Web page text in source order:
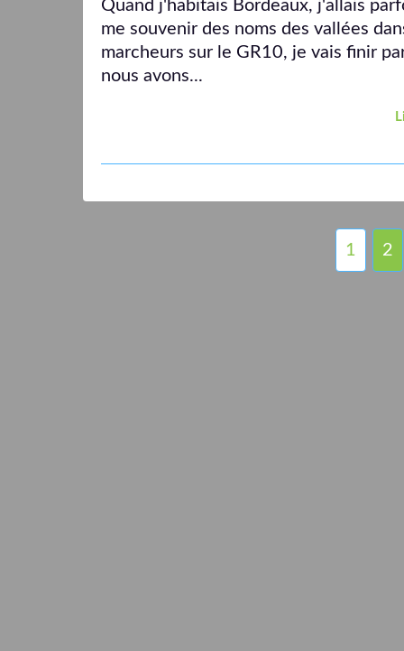
Quand j'habitais Bordeaux, j'allais
me souvenir des noms des vallées
marcheurs sur le GR10, je vais finir
nous avons...
1 2